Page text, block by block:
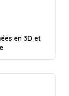
en 3D et